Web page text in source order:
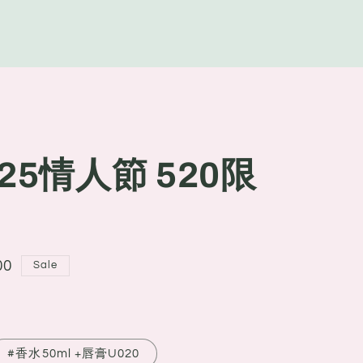
情人節 520限
Sale
#香水50ml +唇膏U020